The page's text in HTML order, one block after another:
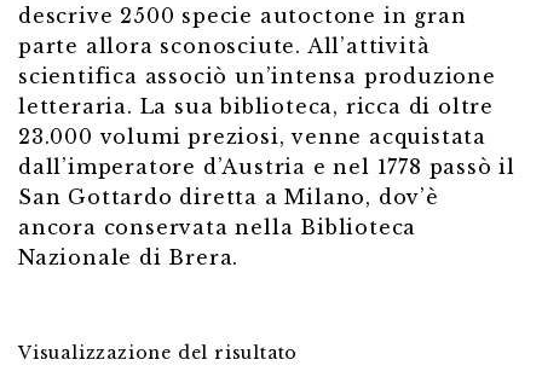
descrive 2500 specie autoctone in gran
parte allora sconosciute. All’attività
scientifica associò un’intensa produzione
letteraria. La sua biblioteca, ricca di oltre
23.000 volumi preziosi, venne acquistata
dall’imperatore d’Austria e nel 1778 passò il
San Gottardo diretta a Milano, dov’è
ancora conservata nella Biblioteca
Nazionale di Brera.
Visualizzazione del risultato